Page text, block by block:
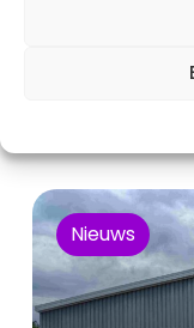
Nieuws